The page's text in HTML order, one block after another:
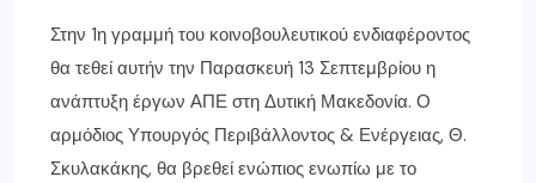
Στην 1η γραμμή του κοινοβουλευτικού ενδιαφέροντος
θα τεθεί αυτήν την Παρασκευή 13 Σεπτεμβρίου η
ανάπτυξη έργων ΑΠΕ στη Δυτική Μακεδονία. Ο
αρμόδιος Υπουργός Περιβάλλοντος & Ενέργειας, Θ.
Σκυλακάκης, θα βρεθεί ενώπιος ενωπίω με το